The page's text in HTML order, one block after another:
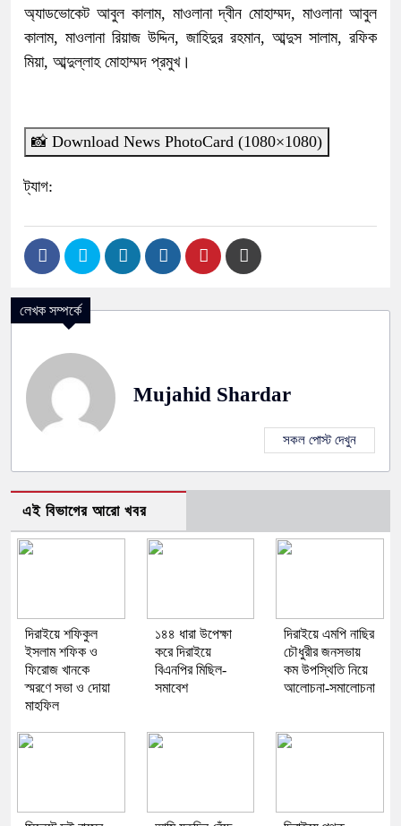
অ্যাডভোকেট আবুল কালাম, মাওলানা দ্বীন মোহাম্মদ, মাওলানা আবুল
কালাম, মাওলানা রিয়াজ উদ্দিন, জাহিদুর রহমান, আব্দুস সালাম, রফিক
মিয়া, আব্দুল্লাহ মোহাম্মদ প্রমুখ।
📸 Download News PhotoCard (1080×1080)
ট্যাগ:
লেখক সম্পর্কে
Mujahid Shardar
সকল পোস্ট দেখুন
এই বিভাগের আরো খবর
দিরাইয়ে শফিকুল
ইসলাম শফিক ও
ফিরোজ খানকে
স্মরণে সভা ও দোয়া
মাহফিল
১৪৪ ধারা উপেক্ষা
করে দিরাইয়ে
বিএনপির মিছিল-
সমাবেশ
দিরাইয়ে এমপি নাছির
চৌধুরীর জনসভায়
কম উপস্থিতি নিয়ে
আলোচনা-সমালোচনা